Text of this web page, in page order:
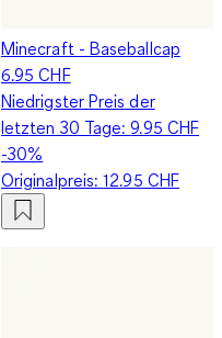
Minecraft - Baseballcap
6.95 CHF
Niedrigster Preis der
letzten 30 Tage:9.95 CHF
-30%
Originalpreis:12.95 CHF